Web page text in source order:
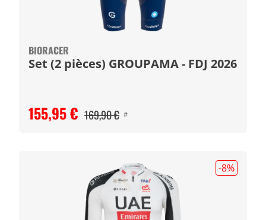
BIORACER
Set (2 pièces) GROUPAMA - FDJ 2026
155,95 € 169,90 € #
-8%